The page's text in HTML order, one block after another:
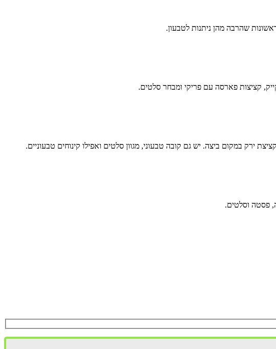
שהרבה מהן ניתנות לטבעון.
קציצות פארסה עם פריקי ומבחר סלטים.
ירק במקום ביצה. יש גם קובה טבעוני, מגוון סלטים ואפילו קינוחים טבעוניים.
פסטה וסלטים.